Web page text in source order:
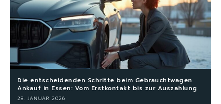
Die entscheidenden Schritte beim Gebrauchtwagen
Ankauf in Essen: Vom Erstkontakt bis zur Auszahlung
28. JANUAR 2026